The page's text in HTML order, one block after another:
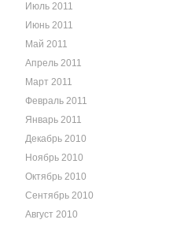
Июль 2011
Июнь 2011
Май 2011
Апрель 2011
Март 2011
Февраль 2011
Январь 2011
Декабрь 2010
Ноябрь 2010
Октябрь 2010
Сентябрь 2010
Август 2010